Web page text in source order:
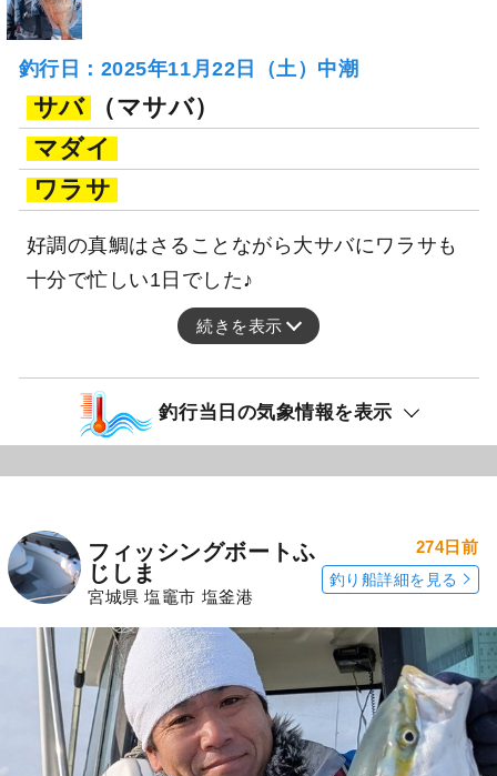
釣行日：2025年11月22日（土）中潮
サバ
（マサバ）
マダイ
ワラサ
好調の真鯛はさることながら大サバにワラサも
十分で忙しい1日でした♪
続きを表示
釣行当日の気象情報を表示
フィッシングボートふ
じしま
宮城県 塩竈市 塩釜港
274日前
釣り船詳細を見る